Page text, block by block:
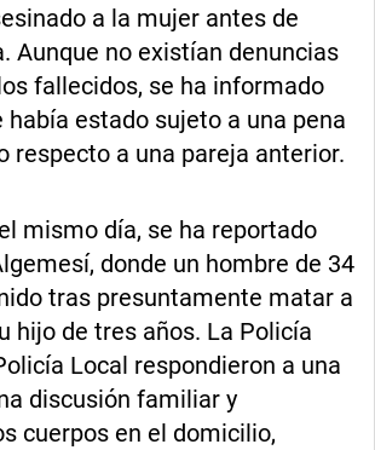
a la mujer antes de
Aunque no existían denuncias
fallecidos, se ha informado
había estado sujeto a una pena
respecto a una pareja anterior.
mismo día, se ha reportado
donde un hombre de 34
tras presuntamente matar a
hijo de tres años. La Policía
Local respondieron a una
discusión familiar y
cuerpos en el domicilio,